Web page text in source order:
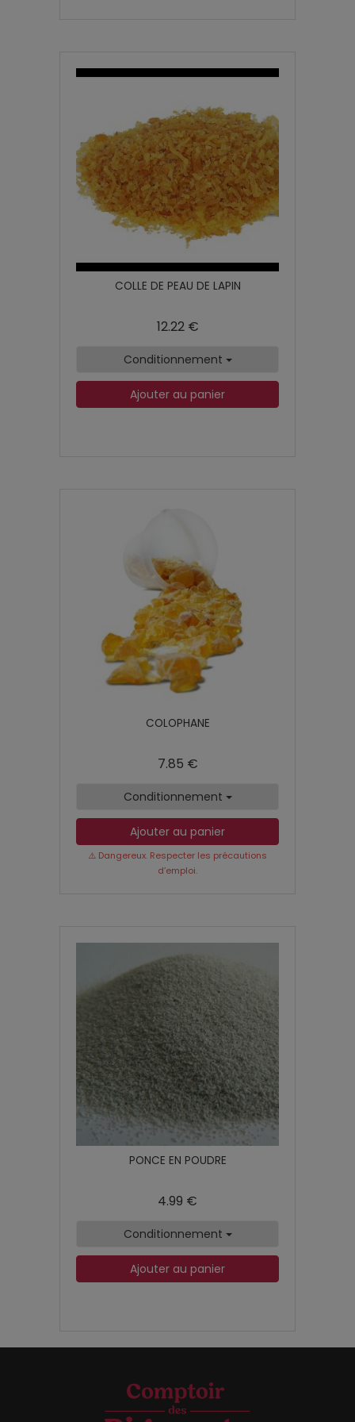
COLLE DE PEAU DE LAPIN
12.22 €
Conditionnement
Ajouter au panier
COLOPHANE
7.85 €
Conditionnement
Ajouter au panier
⚠️ Dangereux. Respecter les précautions
d’emploi.
PONCE EN POUDRE
4.99 €
Conditionnement
Ajouter au panier